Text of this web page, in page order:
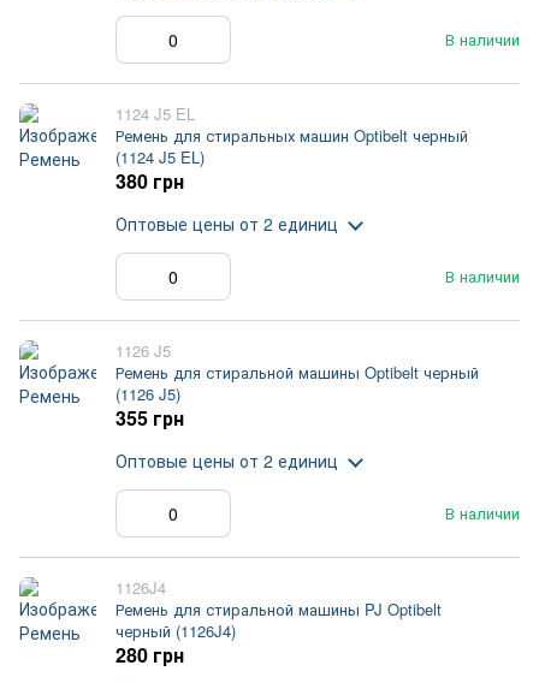
В наличии
1124 J5 EL
Ремень для стиральных машин Optibelt черный
(1124 J5 EL)
В наличии
380 грн
Оптовые цены от 2 единиц
1126 J5
Ремень для стиральной машины Optibelt черный
(1126 J5)
В наличии
355 грн
Оптовые цены от 2 единиц
1126J4
Ремень для стиральной машины PJ Optibelt
черный (1126J4)
280 грн